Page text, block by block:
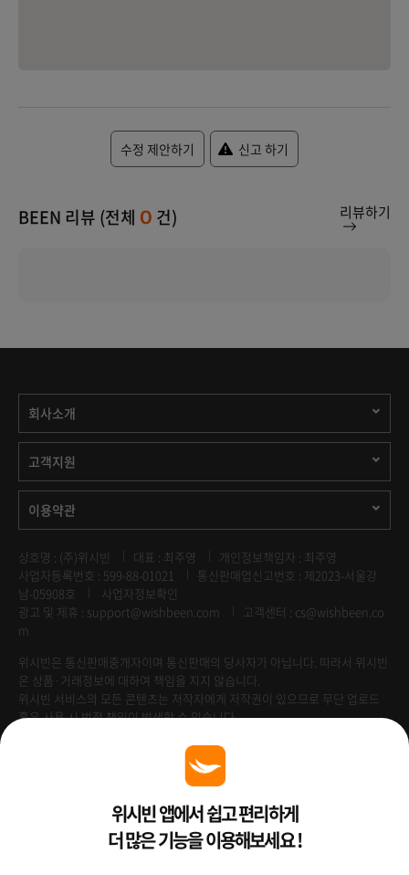
수정 제안하기 신고 하기
BEEN 리뷰 (전체 0 건) 리뷰하기
회사소개
고객지원
이용약관
상호명 : (주)위시빈 대표 : 최주영
개인정보책임자 : 최주영
사업자등록번호 : 599-88-01021
통신판매업신고번호 : 제2023-서울강
남-05908호
사업자정보확인
광고 및 제휴 : support@wishbeen.com
고객센터 : cs@wishbeen.co
m
위시빈은 통신판매중개자이며 통신판매의 당사자가 아닙니다. 따라서 위시빈
은 상품·거래정보에 대하여 책임을 지지 않습니다.
위시빈 서비스의 모든 콘텐츠는 저작자에게 저작권이 있으므로 무단 업로드
혹은 사용 시 법적 책임이 발생할 수 있습니다.
Venture Enterprise위시빈 앱에서 쉽고 편리하게
더 많은 기능을 이용해보세요 !